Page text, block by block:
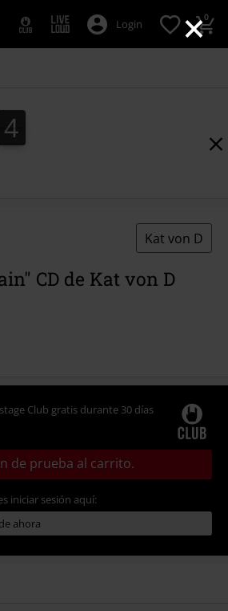
×
Login 0
3
4
3
5
4
Kat von D
CD de Kat von D
Club gratis durante 30 días
de prueba al carrito.
iniciar sesión aquí:
ahora